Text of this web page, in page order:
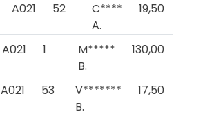
A021 52
C****
A.
19,50
A021 1
M*****
B.
130,00
A021 53
V*******
B.
17,50